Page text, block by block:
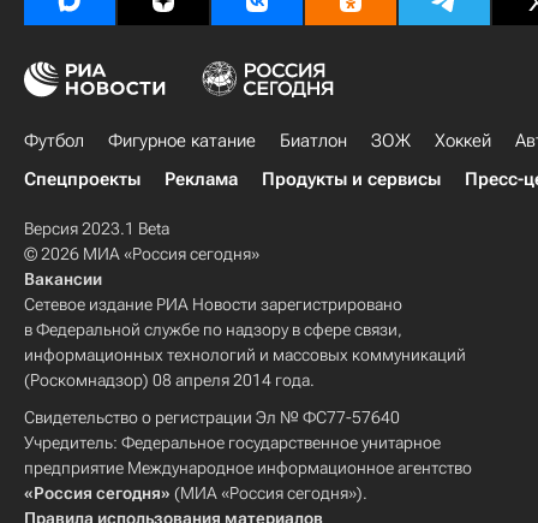
Футбол Фигурное катание Биатлон ЗОЖ Хоккей
Спецпроекты
Реклама Продукты и сервисы Пресс-
Версия 2023.1 Beta
© 2026 МИА «Россия сегодня»
Вакансии
Сетевое издание РИА Новости зарегистрировано
в Федеральной службе по надзору в сфере связи,
информационных технологий и массовых коммуникаций
(Роскомнадзор) 08 апреля 2014 года.
Свидетельство о регистрации Эл № ФС77-57640
Учредитель: Федеральное государственное унитарное
предприятие Международное информационное агентство
«Россия сегодня» (МИА «Россия сегодня»).
Правила использования материалов